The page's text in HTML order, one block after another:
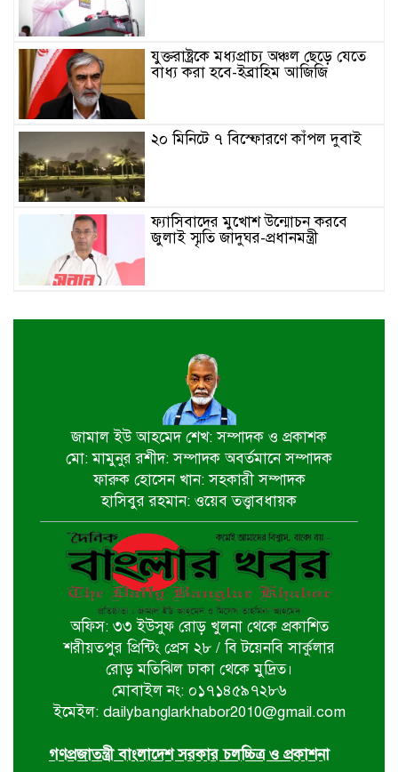
যুক্তরাষ্ট্রকে মধ্যপ্রাচ্য অঞ্চল ছেড়ে যেতে
বাধ্য করা হবে-ইব্রাহিম আজিজি
২০ মিনিটে ৭ বিস্ফোরণে কাঁপল দুবাই
ফ্যাসিবাদের মুখোশ উন্মোচন করবে
জুলাই স্মৃতি জাদুঘর-প্রধানমন্ত্রী
সম্মান দেয়া রাষ্ট্রের পবিত্র দায়িত্ব-ভারপ্রাপ্ত
৫ আগস্ট স্বাধীনতাপ্রিয় মানুষের বিজয়ের
দিন-প্রধানমন্ত্রী
পাইকগাছায় জুলাই গণঅভ্যুত্থান দিবস
পালিত
বটিয়াঘাটায় জুলাই গণঅভ্যুত্থান দিবস
উপলক্ষ্যে পুরস্কার বিতরণ ও সভা অনুষ্ঠিত
দিঘলিয়ায় ট্রাক চাপায় নিহতের ঘটনায়
ঘাতক ট্রাক চালককে গ্রেফতার করেছে
র‍্যাব-৬
ঘোড়াঘাট পৌর বিএনপির উদ্যোগে ৫ই
জামাল ইউ আহমেদ শেখ: সম্পাদক ও প্রকাশক
মো: মামুনুর রশীদ: সম্পাদক অবর্তমানে সম্পাদক
ফারুক হোসেন খান: সহকারী সম্পাদক
হাসিবুর রহমান: ওয়েব তত্ত্বাবধায়ক
অফিস: ৩৩ ইউসুফ রোড় খুলনা থেকে প্রকাশিত
শরীয়তপুর প্রিন্টিং প্রেস ২৮ / বি টয়েনবি সার্কুলার
রোড় মতিঝিল ঢাকা থেকে মুদ্রিত।
মোবাইল নং: ০১৭১৪৫৯৭২৮৬
ইমেইল: dailybanglarkhabor2010@gmail.com
গণপ্রজাতন্ত্রী বাংলাদেশ সরকার চলচ্চিত্র ও প্রকাশনা